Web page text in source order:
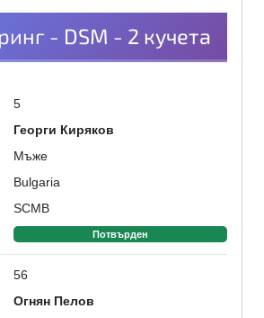
- DSM - 2 кучета
5
Георги Киряков
Мъже
Bulgaria
SCMB
Потвърден
56
Огнян Пелов